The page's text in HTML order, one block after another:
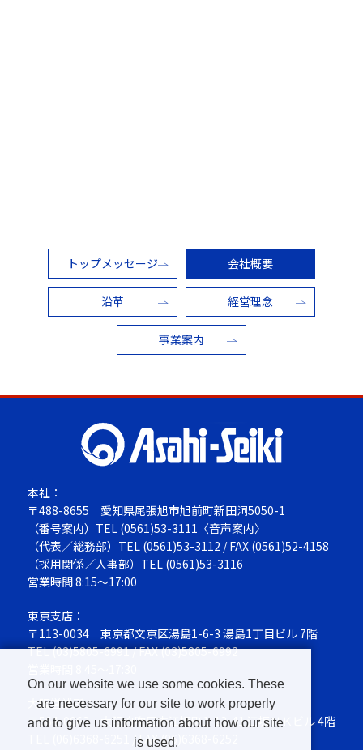
トップメッセージ 会社概要
沿革 経営理念
事業案内
本社：
〒488-8655 愛知県尾張旭市旭前町新田洞5050-1
（番号案内）TEL (0561)53-3111 〈音声案内〉
（代表／総務部）TEL (0561)53-3112 / FAX (0561)52-4158
（採用関係／人事部）TEL (0561)53-3116
営業時間 8:15～17:00
東京支店：
〒113-0034 東京都文京区湯島1-6-3 湯島1丁目ビル 7階
TEL(03)5805-6991/ FAX (03)5805-6992
大阪営業所：
〒564-0063大阪府吹田市江坂町1-13-41 江坂ＮＫビル 4階
/ FAX (06)6368-6252
On our website we use some cookies. These
are necessary for our site to work properly
and to give us information about how our site
is used.